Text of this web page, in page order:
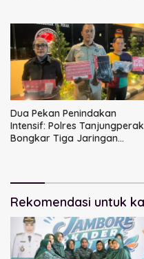
Dua Pekan Penindakan
Intensif: Polres Tanjungperak
Bongkar Tiga Jaringan
Rekomendasi untuk